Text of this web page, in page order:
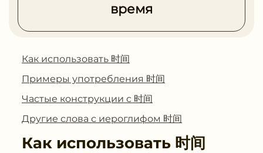
время
Как использовать 时间
Примеры употребления 时间
Частые конструкции с 时间
Другие слова с иероглифом 时间
Как использовать 时间